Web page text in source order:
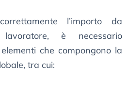
l’importo da
è necessario
che compongono la
tra cui: